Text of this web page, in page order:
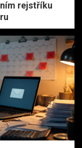
rejstříku